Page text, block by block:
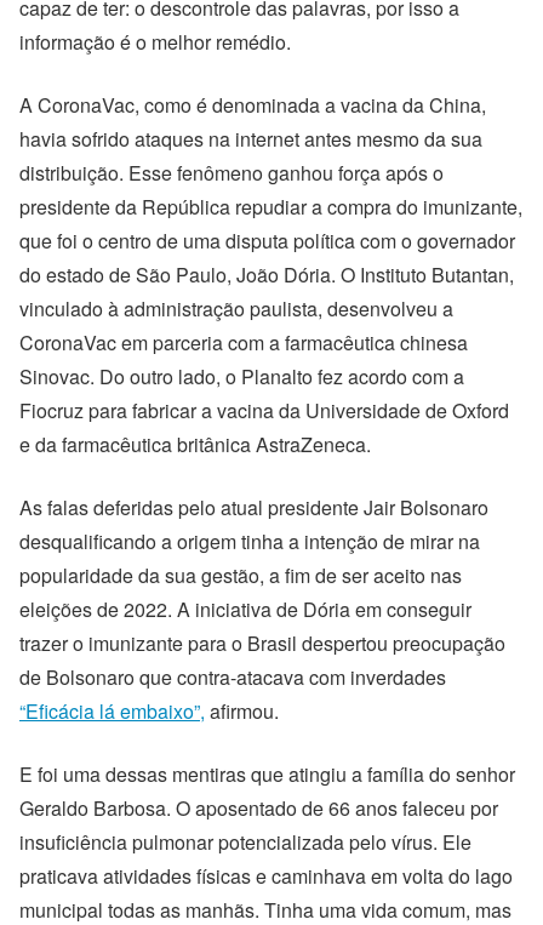
capaz de ter: o descontrole das palavras, por isso a
informação é o melhor remédio.
A CoronaVac, como é denominada a vacina da China,
havia sofrido ataques na internet antes mesmo da sua
distribuição. Esse fenômeno ganhou força após o
presidente da República repudiar a compra do imunizante,
que foi o centro de uma disputa política com o governador
do estado de São Paulo, João Dória. O Instituto Butantan,
vinculado à administração paulista, desenvolveu a
CoronaVac em parceria com a farmacêutica chinesa
Sinovac. Do outro lado, o Planalto fez acordo com a
Fiocruz para fabricar a vacina da Universidade de Oxford
e da farmacêutica britânica AstraZeneca.
As falas deferidas pelo atual presidente Jair Bolsonaro
desqualificando a origem tinha a intenção de mirar na
popularidade da sua gestão, a fim de ser aceito nas
eleições de 2022. A iniciativa de Dória em conseguir
trazer o imunizante para o Brasil despertou preocupação
de Bolsonaro que contra-atacava com inverdades
“Eficácia lá embaixo”, afirmou.
E foi uma dessas mentiras que atingiu a família do senhor
Geraldo Barbosa. O aposentado de 66 anos faleceu por
insuficiência pulmonar potencializada pelo vírus. Ele
praticava atividades físicas e caminhava em volta do lago
municipal todas as manhãs. Tinha uma vida comum, mas